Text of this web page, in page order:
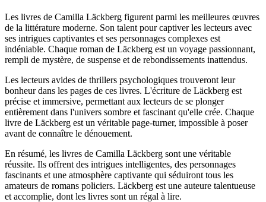
Les livres de Camilla Läckberg figurent parmi les meilleures œuvres
de la littérature moderne. Son talent pour captiver les lecteurs avec
ses intrigues captivantes et ses personnages complexes est
indéniable. Chaque roman de Läckberg est un voyage passionnant,
rempli de mystère, de suspense et de rebondissements inattendus.
Les lecteurs avides de thrillers psychologiques trouveront leur
bonheur dans les pages de ces livres. L'écriture de Läckberg est
précise et immersive, permettant aux lecteurs de se plonger
entièrement dans l'univers sombre et fascinant qu'elle crée. Chaque
livre de Läckberg est un véritable page-turner, impossible à poser
avant de connaître le dénouement.
En résumé, les livres de Camilla Läckberg sont une véritable
réussite. Ils offrent des intrigues intelligentes, des personnages
fascinants et une atmosphère captivante qui séduiront tous les
amateurs de romans policiers. Läckberg est une auteure talentueuse
et accomplie, dont les livres sont un régal à lire.